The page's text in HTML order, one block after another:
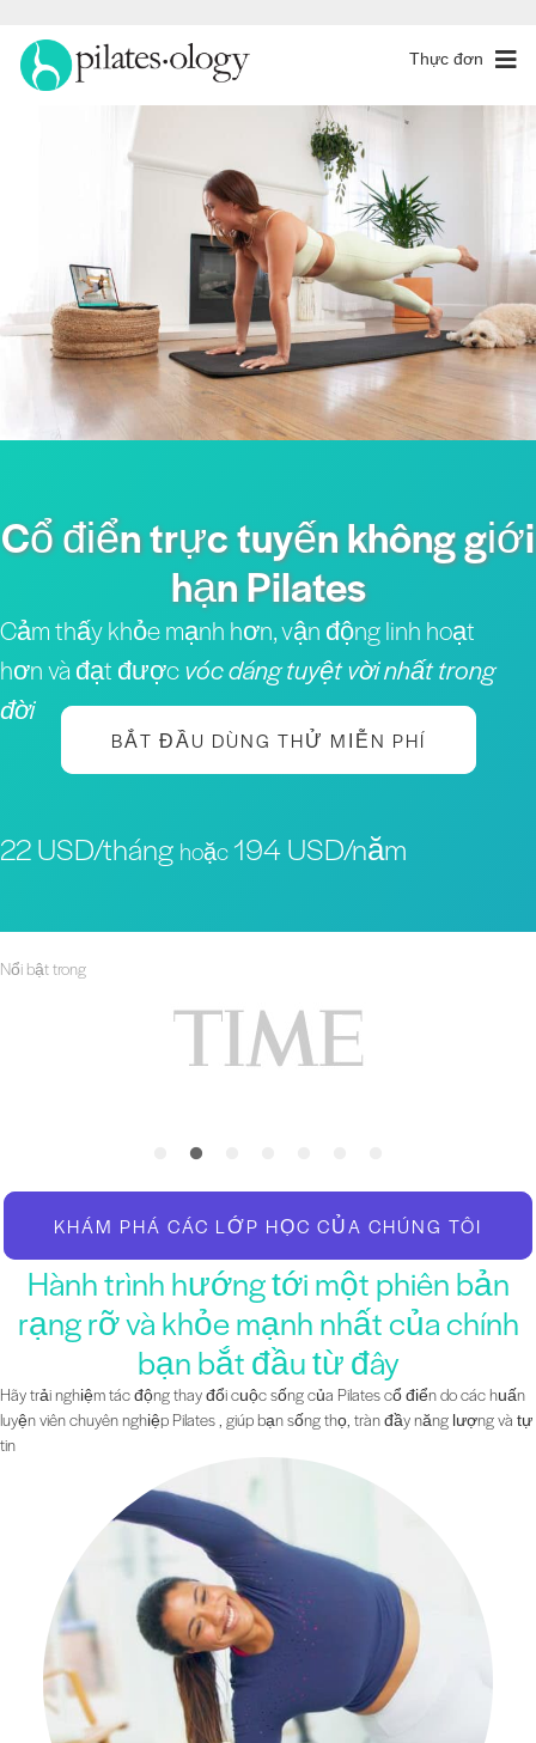
Thực đơn
Cổ điển trực tuyến không giới
hạn Pilates
Cảm thấy khỏe mạnh hơn, vận động linh hoạt
hơn và đạt đượcvóc dáng tuyệt vời nhất trong
đời
BẮT ĐẦU DÙNG THỬ MIỄN PHÍ
22 USD/tháng hoặc194 USD/năm
Nổi bật trong
KHÁM PHÁ CÁC LỚP HỌC CỦA CHÚNG TÔI
Hành trình hướng tới một phiên bản
rạng rỡ và khỏe mạnh nhất của chính
bạn bắt đầu từ đây
Hãy trải nghiệm tác động thay đổi cuộc sống của Pilates cổ điển do các huấn
luyện viên chuyên nghiệp Pilates , giúp bạn sống thọ, tràn đầy năng lượng và tự
tin